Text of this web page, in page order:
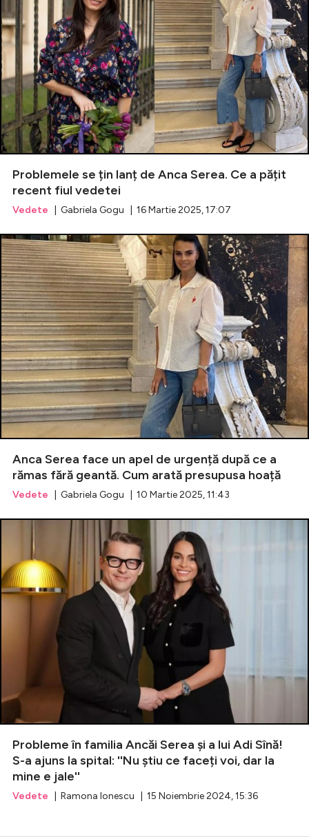
Problemele se țin lanț de Anca Serea. Ce a pățit
recent fiul vedetei
Vedete | Gabriela Gogu | 16 Martie 2025, 17:07
Anca Serea face un apel de urgență după ce a
rămas fără geantă. Cum arată presupusa hoață
Vedete | Gabriela Gogu | 10 Martie 2025, 11:43
Probleme în familia Ancăi Serea și a lui Adi Sînă!
S-a ajuns la spital: ''Nu știu ce faceți voi, dar la
mine e jale''
Vedete | Ramona Ionescu | 15 Noiembrie 2024, 15:36